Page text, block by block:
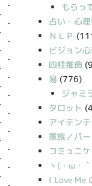
もらっ
占い・心
ＮＬＰ
ビジョン
四柱推命
易 (776)
ジャミ
タロット
アイデン
家族／パ
コミュニ
丶(・ω・
I Love Me